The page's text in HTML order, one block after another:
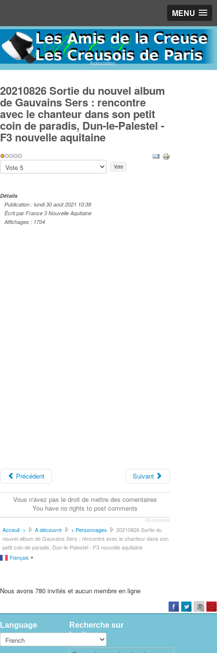
MENU
Association
20210826 Sortie du nouvel album
de Gauvains Sers : rencontre
avec le chanteur dans son petit
coin de paradis, Dun-le-Palestel -
F3 nouvelle aquitaine
Vote
utilisateur:
Veuillez
voter
Détails
Publication : lundi 30 août 2021 10:38
Écrit par France 3 Nouvelle Aquitaine
Affichages : 1704
Précédent Suivant
Vous n'avez pas le droit de mettre des comentaires
You have no rights to post comments
JComments
Acceuil -> A découvrir > Personnages
20210826 Sortie du
nouvel album de Gauvains Sers : rencontre avec le chanteur dans son
petit coin de paradis, Dun-le-Palestel - F3 nouvelle aquitaine
Français ▼
Nous avons 780 invités et aucun membre en ligne
Language
Recherche sur
le site